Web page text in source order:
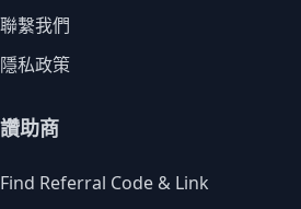
聯繫我們
隱私政策
讚助商
Find Referral Code & Link